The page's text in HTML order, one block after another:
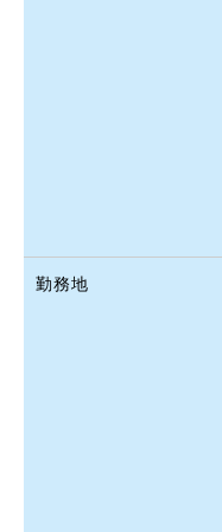
勤務地